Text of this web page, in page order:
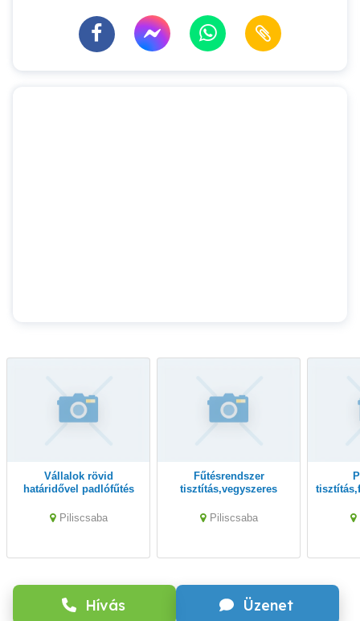
Hívás Üzenet
Vállalok rövid
határidővel padlófűtés
tisztítást géppel
Piliscsaba
Fűtésrendszer
tisztítás,vegyszeres
géppel Piliscsabán
Piliscsaba
Padlófűtés